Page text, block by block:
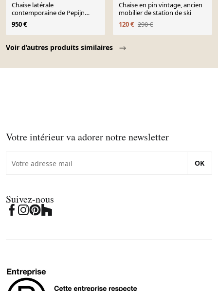
Voir d’autres produits similaires
Chaise latérale
contemporaine de Pepijn
Fabius Clovis, années 2020.
950 €
Chaise en pin vintage, ancien
mobilier de station de ski
120 € 290 €
Votre intérieur va adorer notre newsletter
OK
Suivez-nous